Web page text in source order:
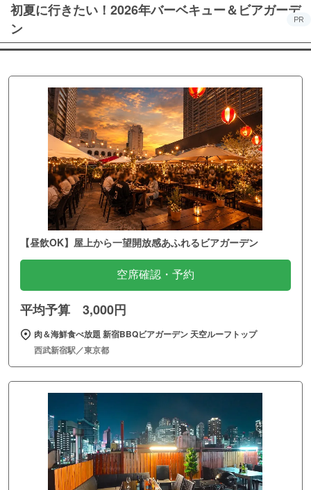
初夏に行きたい！2026年バーベキュー＆ビアガーデ
ン
PR
【昼飲OK】屋上から一望開放感あふれるビアガーデン
空席確認・予約
平均予算 3,000円
肉＆海鮮食べ放題 新宿BBQビアガーデン 天空ルーフトップ
西武新宿駅／東京都